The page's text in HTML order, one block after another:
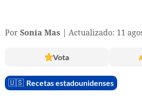
Por Sonia Mas Actualizado: 11
Vota
🇺🇸 Recetas estadounidenses